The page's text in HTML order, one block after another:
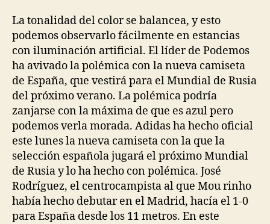
La tonalidad del color se balancea, y esto
podemos observarlo fácilmente en estancias
con iluminación artificial. El líder de Podemos
ha avivado la polémica con la nueva camiseta
de España, que vestirá para el Mundial de Rusia
del próximo verano. La polémica podría
zanjarse con la máxima de que es azul pero
podemos verla morada. Adidas ha hecho oficial
este lunes la nueva camiseta con la que la
selección española jugará el próximo Mundial
de Rusia y lo ha hecho con polémica. José
Rodríguez, el centrocampista al que Mou rinho
había hecho debutar en el Madrid, hacía el 1-0
para España desde los 11 metros. En este